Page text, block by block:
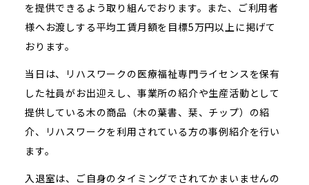
を提供できるよう取り組んでおります。また、ご利用者
様へお渡しする平均工賃月額を目標5万円以上に掲げて
おります。
当日は、リハスワークの医療福祉専門ライセンスを保有
した社員がお出迎えし、事業所の紹介や生産活動として
提供している木の商品（木の葉書、栞、チップ）の紹
介、リハスワークを利用されている方の事例紹介を行い
ます。
入退室は、ご自身のタイミングでされてかまいませんの